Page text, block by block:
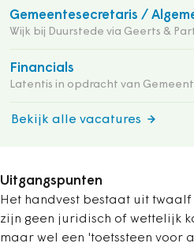
Gemeentesecretaris /
Wijk bij Duurstede via Geerts &
Financials
Latentis in opdracht van
Bekijk alle vacatures
Uitgangspunten
Het handvest bestaat uit
zijn geen juridisch of wettelijk
maar wel een 'toetssteen voor